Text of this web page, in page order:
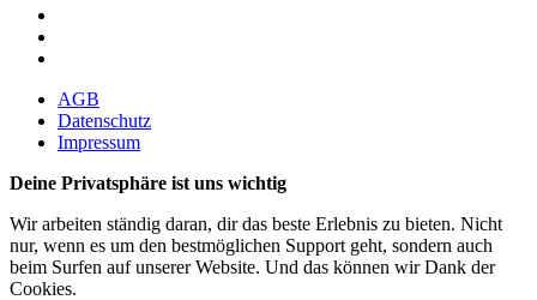
AGB
Datenschutz
Impressum
Deine Privatsphäre ist uns wichtig
Wir arbeiten ständig daran, dir das beste Erlebnis zu bieten. Nicht
nur, wenn es um den bestmöglichen Support geht, sondern auch
beim Surfen auf unserer Website. Und das können wir Dank der
Cookies.